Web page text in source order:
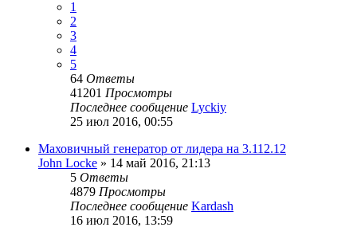
1
2
3
4
5
64 Ответы
41201 Просмотры
Последнее сообщение Lyckiy
25 июл 2016, 00:55
Маховичный генератор от лидера на 3.112.12
John Locke » 14 май 2016, 21:13
5 Ответы
4879 Просмотры
Последнее сообщение Kardash
16 июл 2016, 13:59